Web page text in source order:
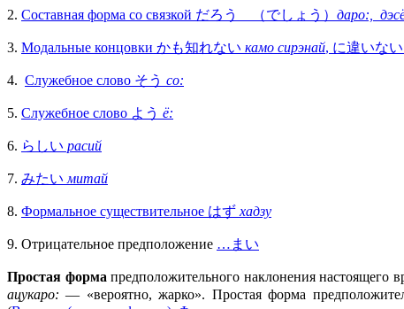
2. Составная форма со связкой だろう （でしょう） даро:,
3. Модальные концовки かも知れない камо сирэнай, に違いな
4. Служебное слово そう со:
5. Служебное слово よう ё:
6. らしい расий
7. みたい митай
8. Формальное существительное はず хадзу
9. Отрицательное предположение …まい
Простая форма предположительного наклонения настоящего
ацукаро: — «вероятно, жарко». Простая форма